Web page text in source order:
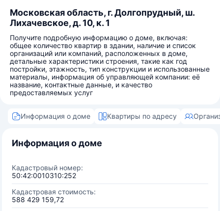
Московская область, г. Долгопрудный, ш.
Лихачевское, д. 10, к. 1
Получите подробную информацию о доме, включая:
общее количество квартир в здании, наличие и список
организаций или компаний, расположенных в доме,
детальные характеристики строения, такие как год
постройки, этажность, тип конструкции и использованные
материалы, информация об управляющей компании: её
название, контактные данные, и качество
предоставляемых услуг
Информация о доме Квартиры по адресу
Информация о доме
Кадастровый номер:
50:42:0010310:252
Кадастровая стоимость:
588 429 159,72